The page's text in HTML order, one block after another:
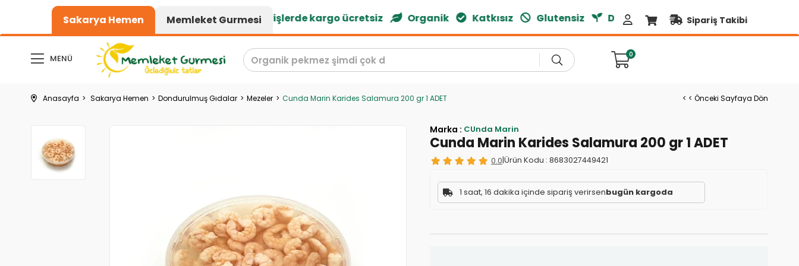
Sakarya Hemen Memleket Gurmesi
1000₺ üzeri alışverişlerde kargo ücretsiz Organik Katkısız Glutensiz Doğal Ürünler Sipariş Takibi
MENÜ 0
Anasayfa Sakarya Hemen Dondurulmuş Gıdalar Mezeler Cunda Marin Karides Salamura 200 gr 1 ADET < < Önceki Sayfaya Dön
Cunda Marin Karides Salamura 200 gr 1 ADET
0.0|Ürün Kodu : 8683027449421
1 saat, 16 dakika içinde sipariş verirsenbugün kargoda
Marka : CUnda Marin